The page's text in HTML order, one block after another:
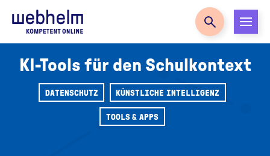
Zur Startseite
KI-Tools für den Schulkontext
DATENSCHUTZ KÜNSTLICHE INTELLIGENZ
TOOLS & APPS